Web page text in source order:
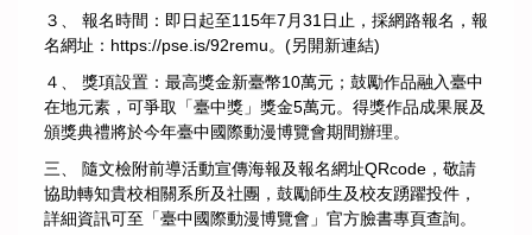
３、 報名時間：即日起至115年7月31日止，採網路報名，報
名網址： https://pse.is/92remu。(另開新連結)
４、 獎項設置：最高獎金新臺幣10萬元；鼓勵作品融入臺中
在地元素，可爭取「臺中獎」獎金5萬元。得獎作品成果展及
頒獎典禮將於今年臺中國際動漫博覽會期間辦理。
三、 隨文檢附前導活動宣傳海報及報名網址QRcode，敬請
協助轉知貴校相關系所及社團，鼓勵師生及校友踴躍投件，
詳細資訊可至「臺中國際動漫博覽會」官方臉書專頁查詢。